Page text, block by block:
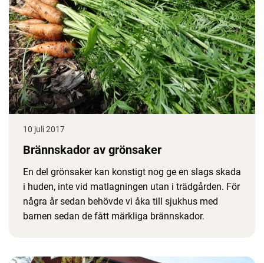
10 juli 2017
Brännskador av grönsaker
En del grönsaker kan konstigt nog ge en slags skada
i huden, inte vid matlagningen utan i trädgården. För
några år sedan behövde vi åka till sjukhus med
barnen sedan de fått märkliga brännskador.